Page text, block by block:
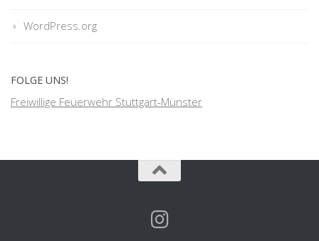
WordPress.org
FOLGE UNS!
Freiwillige Feuerwehr Stuttgart-Münster